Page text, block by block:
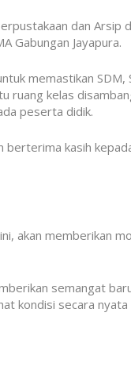
dan Arsip
Gabungan Jayapura.
memastikan
ruang kelas
peserta didik.
berterima kasih
akan memberikan
semangat
kondisi secara